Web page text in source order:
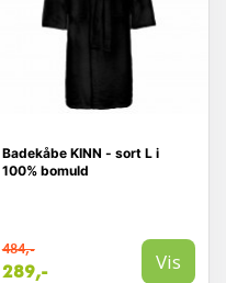
Badekåbe KINN - sort L i
100% bomuld
484,-
289,- Vis